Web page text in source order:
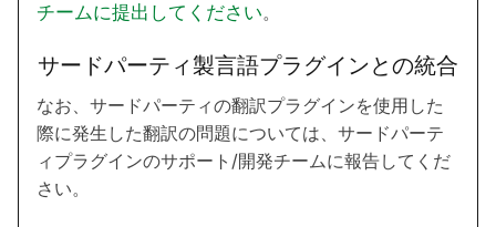
チームに提出してください。
サードパーティ製言語プラグインとの統合
なお、サードパーティの翻訳プラグインを使用した
際に発生した翻訳の問題については、サードパーテ
ィプラグインのサポート/開発チームに報告してくだ
さい。